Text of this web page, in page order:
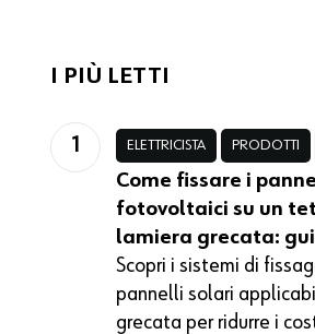
I PIÙ LETTI
ELETTRICISTA PRODOTTI
Come fissare i
fotovoltaici su un
lamiera grecata:
Scopri i sistemi di
pannelli solari
grecata per ridurre i